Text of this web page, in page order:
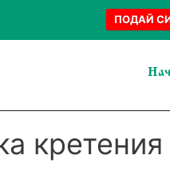
ПОДАЙ
кретения